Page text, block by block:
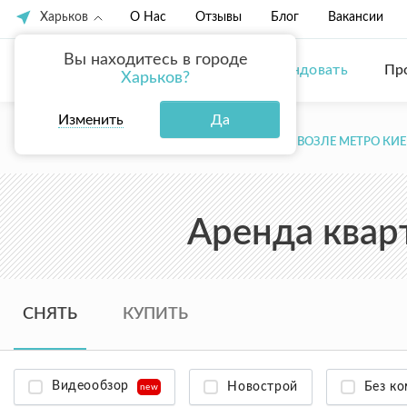
Харьков
Вы находитесь в городе
Харьков?
Изменить Да
О Нас Отзывы Блог Вакансии
Купить Арендовать
АРЕНДА КВАРТИР В ХАРЬКОВЕ ВОЗЛЕ МЕТРО
Аренда
СНЯТЬ КУПИТЬ
Видеообзор new Новострой Без